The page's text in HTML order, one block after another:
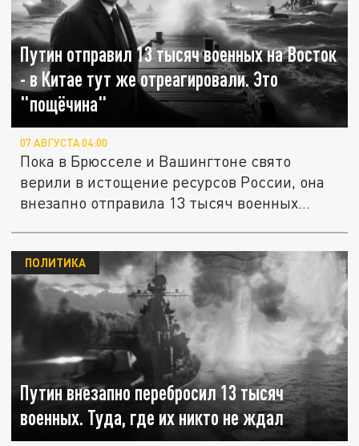
Путин отправил 13 тысяч военных на Восток
- в Китае тут же отреагировали. Это
"пощёчина"
07 АВГУСТА 04:00
Пока в Брюсселе и Вашингтоне свято
верили в истощение ресурсов России, она
внезапно отправила 13 тысяч военных...
Путин внезапно перебросил 13 тысяч
военных. Туда, где их никто не ждал
ПОЛИТИКА